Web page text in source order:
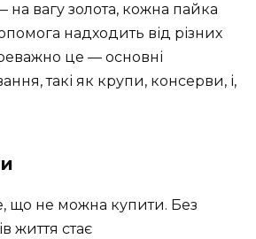
вагу золота, кожна пайка
надходить від різних
це — основні
такі як крупи, консерви, і,
що не можна купити. Без
життя стає